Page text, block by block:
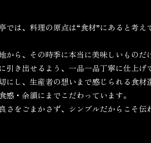
では、料理の原点は“食材”にあると考え
から、その時季に本当に美味しいもの
引き出せるよう、一品一品丁寧に仕上げ
にし、生産者の想いまで感じられる食
感・余韻にまでこだわっています。
さをごまかさず、シンプルだからこそ